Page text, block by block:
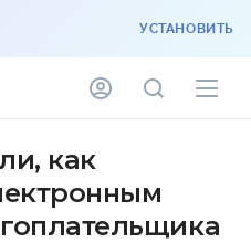
УСТАНОВИТЬ
как